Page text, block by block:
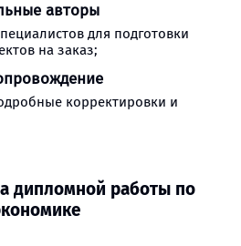
авторы
для подготовки
на заказ;
корректировки и
дипломной работы по